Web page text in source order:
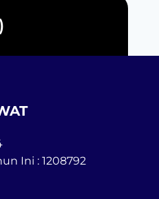
Ini : 1208792